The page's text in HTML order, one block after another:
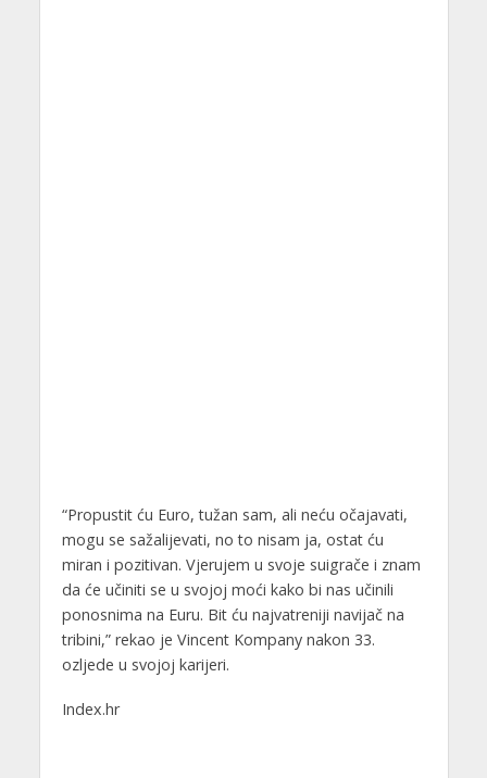
“Propustit ću Euro, tužan sam, ali neću očajavati,
mogu se sažalijevati, no to nisam ja, ostat ću
miran i pozitivan. Vjerujem u svoje suigrače i znam
da će učiniti se u svojoj moći kako bi nas učinili
ponosnima na Euru. Bit ću najvatreniji navijač na
tribini,” rekao je Vincent Kompany nakon 33.
ozljede u svojoj karijeri.
Index.hr